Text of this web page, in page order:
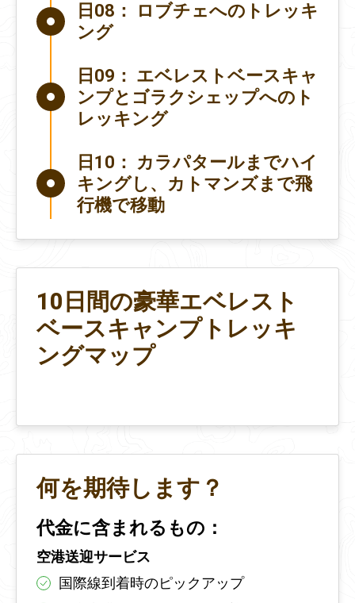
日08：
ロブチェへのトレッキ
ング
日09： エベレストベースキャ
ンプとゴラクシェップへのト
レッキング
日10： カラパタールまでハイ
キングし、カトマンズまで飛
行機で移動
10日間の豪華エベレスト
ベースキャンプトレッキ
ングマップ
何を期待します？
代金に含まれるもの：
空港送迎サービス
国際線到着時のピックアップ